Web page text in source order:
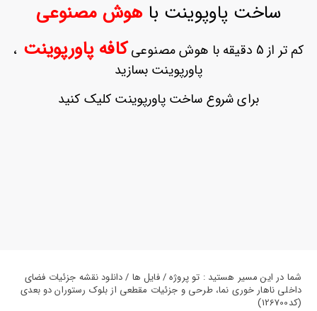
حساب
ثبت
بازیابی
ساخت پاوپوینت باهوش مصنوعی
کم تر از 5 دقیقه با هوش مصنوعی کافه پاورپوینت ،
پاورپوینت بسازید
برای شروع ساخت پاورپوینت کلیک کنید
شما در این مسیر هستید : تو پروژه / فایل ها / دانلود نقشه جزئیات فضای
داخلی ناهار خوری نما، طرحی و جزئیات مقطعی از بلوک رستوران دو بعدی
(کد126700)